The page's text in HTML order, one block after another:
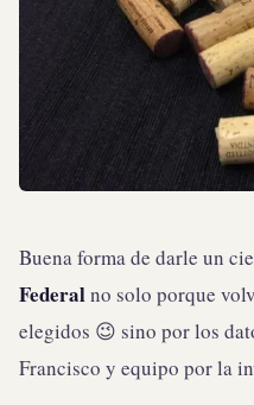
Buena forma de darle un
Federalno solo porque
elegidos 😉 sino por los
Francisco y equipo por la